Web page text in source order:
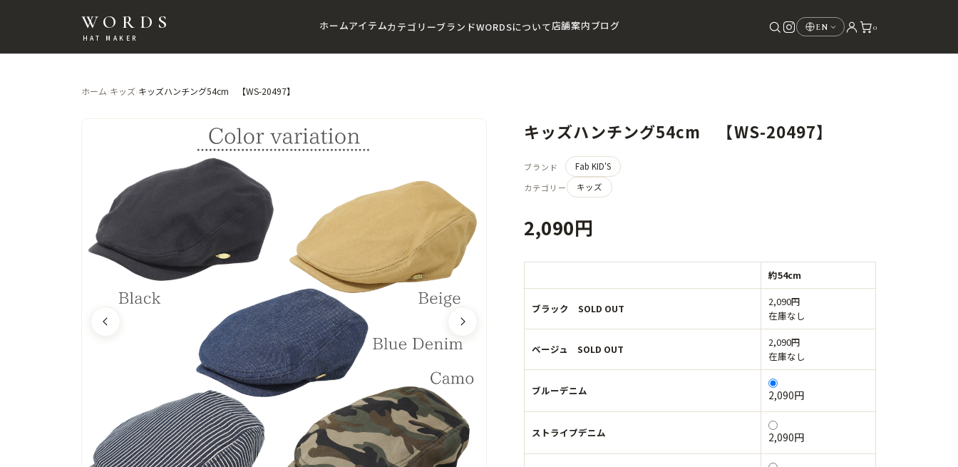
WORDS
HAT MAKER
ホームアイテムカテゴリーブランドWORDSについて店舗案内ブログ EN 0
ホーム›キッズ›キッズハンチング54cm 【WS-20497】
キッズハンチング54cm 【WS-20497】
ブランド
Fab KID'S
カテゴリー
キッズ
2,090円
約54cm
ブラック SOLD OUT
2,090円
在庫なし
ベージュ SOLD OUT
2,090円
在庫なし
ブルーデニム 2,090円
ストライプデニム 2,090円